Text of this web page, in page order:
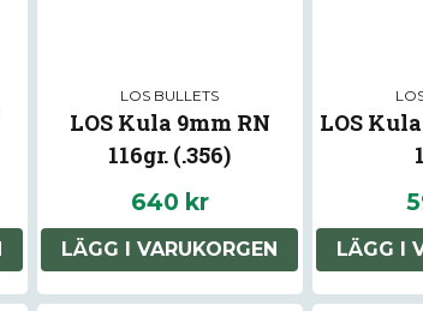
LOS BULLETS
LOS Kula 9mm RN
116gr. (.356)
640 kr
LÄGG I VARUKORGEN
LOS
LÄGG I